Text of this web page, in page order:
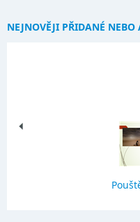
NEJNOVĚJI PŘIDANÉ